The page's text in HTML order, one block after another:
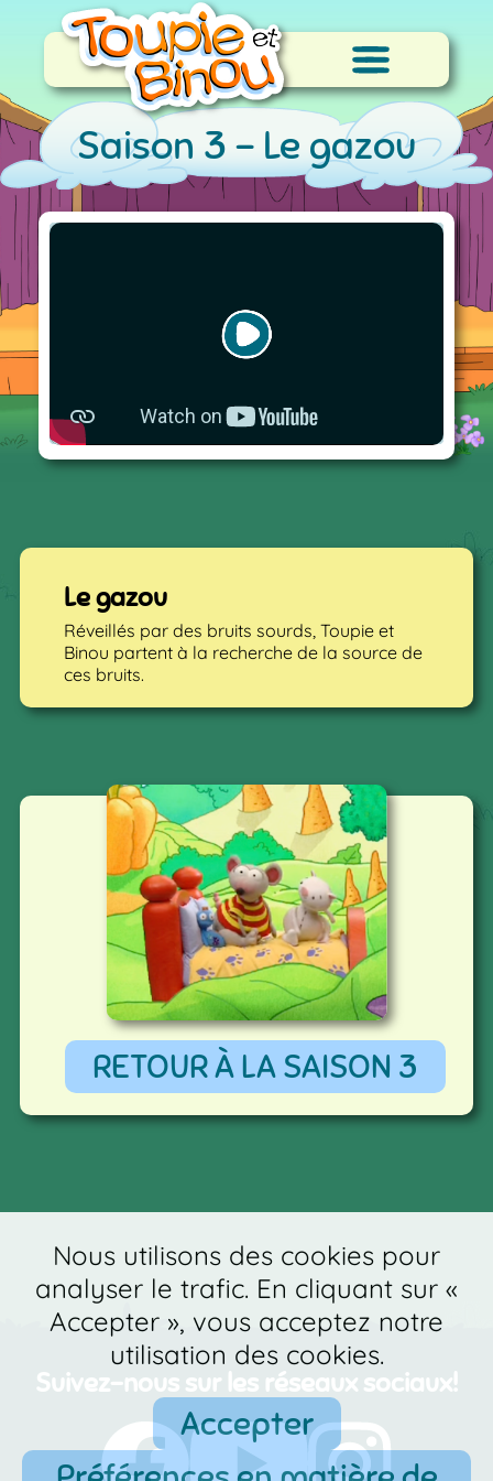
Saison 3 - Le gazou
Le gazou
Réveillés par des bruits sourds, Toupie et
Binou partent à la recherche de la source de
ces bruits.
RETOUR À LA SAISON 3
Suivez-nous sur les réseaux sociaux!
Nous utilisons des cookies pour
analyser le trafic. En cliquant sur «
Accepter », vous acceptez notre
utilisation des cookies.
Accepter